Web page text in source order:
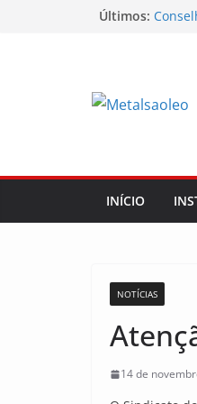
Últimos:
INÍCIO
NOTÍCIAS
14 de